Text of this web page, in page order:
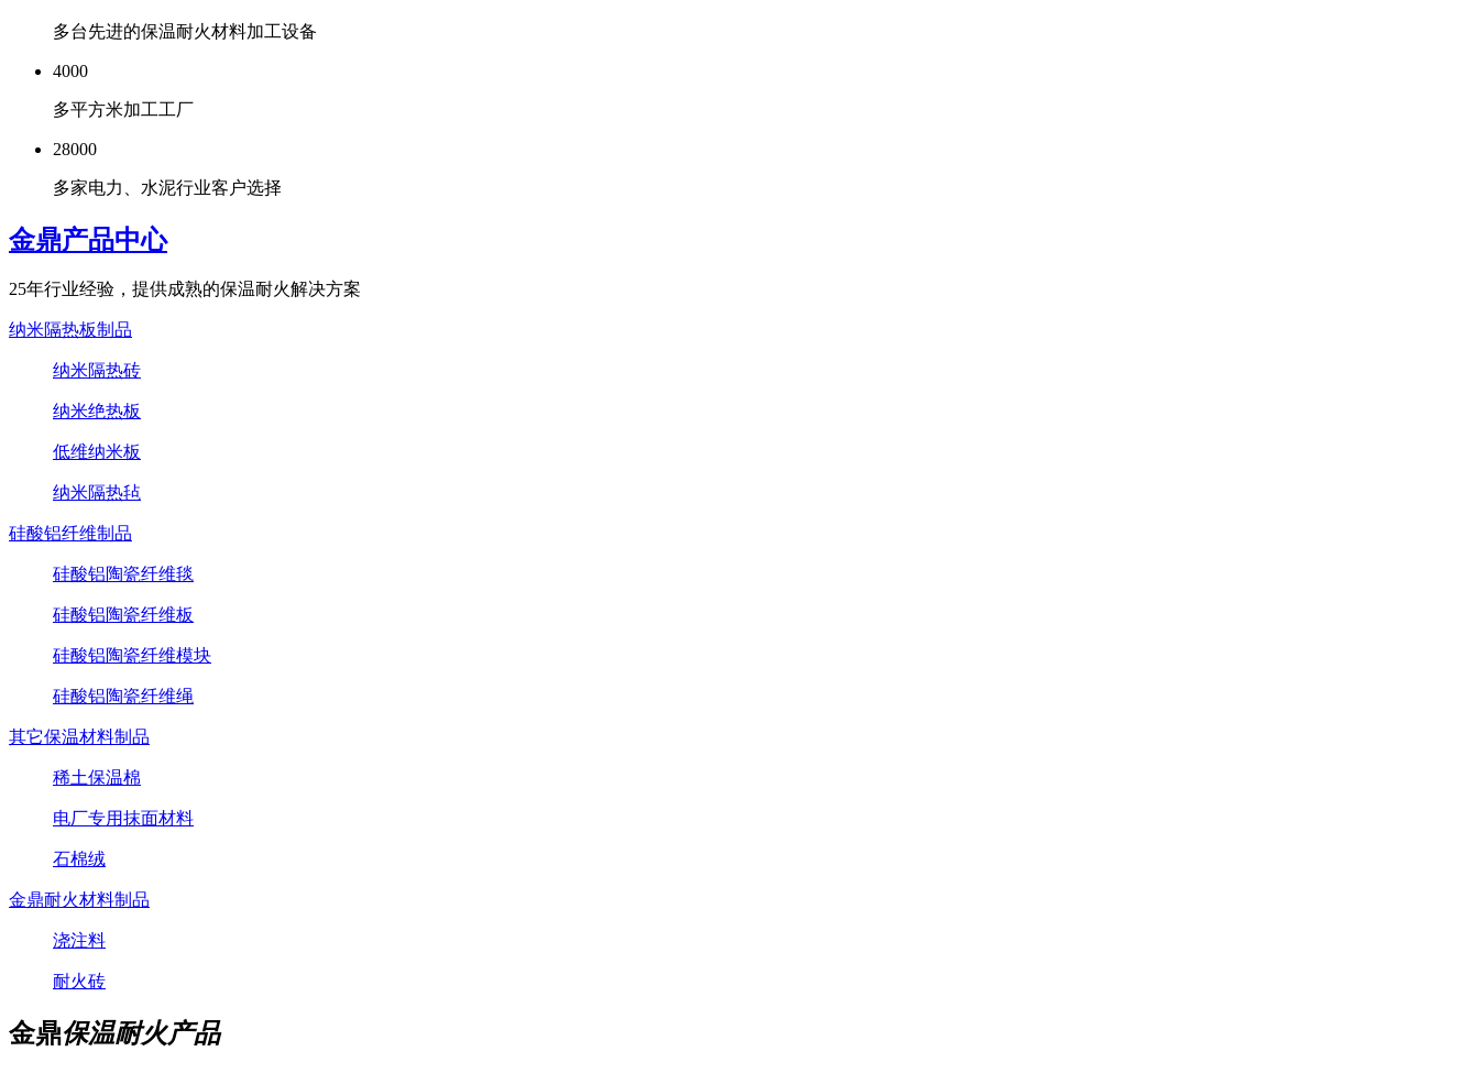
多台先进的保温耐火材料加工设备
4000
多平方米加工工厂
28000
多家电力、水泥行业客户选择
金鼎产品中心
25年行业经验，提供成熟的保温耐火解决方案
纳米隔热板制品
纳米隔热砖
纳米绝热板
低维纳米板
纳米隔热毡
硅酸铝纤维制品
硅酸铝陶瓷纤维毯
硅酸铝陶瓷纤维板
硅酸铝陶瓷纤维模块
硅酸铝陶瓷纤维绳
其它保温材料制品
稀土保温棉
电厂专用抹面材料
石棉绒
金鼎耐火材料制品
浇注料
耐火砖
金鼎保温耐火产品